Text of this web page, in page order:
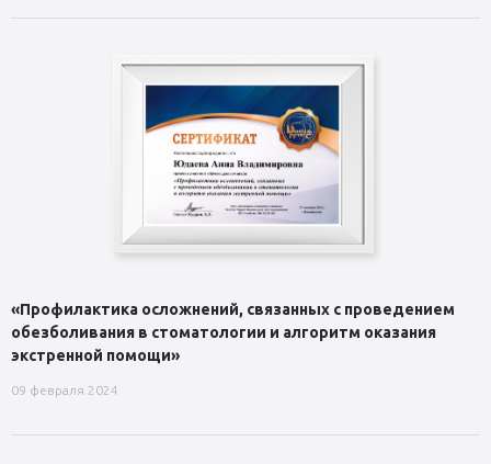
«Профилактика осложнений, связанных с проведением
обезболивания в стоматологии и алгоритм оказания
экстренной помощи»
09 февраля 2024